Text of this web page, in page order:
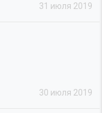
31 июля 2019
30 июля 2019